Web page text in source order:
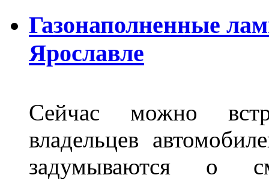
Газонаполненные
Ярославле
Сейчас можно
владельцев
задумываются о